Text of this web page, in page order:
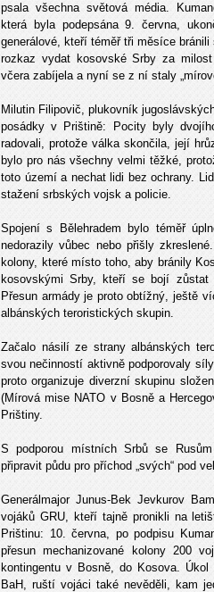
psala všechna světová média.
která byla podepsána 9. června,
generálové, kteří téměř tři měsíce
rozkaz vydat kosovské Srby za
včera zabíjela a nyní se z ní staly
Milutin Filipovič, plukovník
posádky v Prištině: Pocity byly
radovali, protože válka skončila, její
bylo pro nás všechny velmi těžké,
toto území a nechat lidi bez ochrany.
stažení srbských vojsk a policie.
Spojení s Bělehradem bylo téměř
nedorazily vůbec nebo přišly
kolony, které místo toho, aby bránily
kosovskými Srby, kteří se bojí zůstat
Přesun armády je proto obtížný, ještě
albánských teroristických skupin.
Začalo násilí ze strany albánských
svou nečinností aktivně podporovaly
proto organizuje diverzní skupinu
(Mírová mise NATO v Bosně a
Prištiny.
S podporou místních Srbů se
připravit půdu pro příchod „svých“ pod
Generálmajor Junus-Bek Jevkurov
vojáků GRU, kteří tajně pronikli na
Prištinu: 10. června, po podpisu
přesun mechanizované kolony 200
kontingentu v Bosně, do Kosova.
BaH, ruští vojáci také nevěděli, kam